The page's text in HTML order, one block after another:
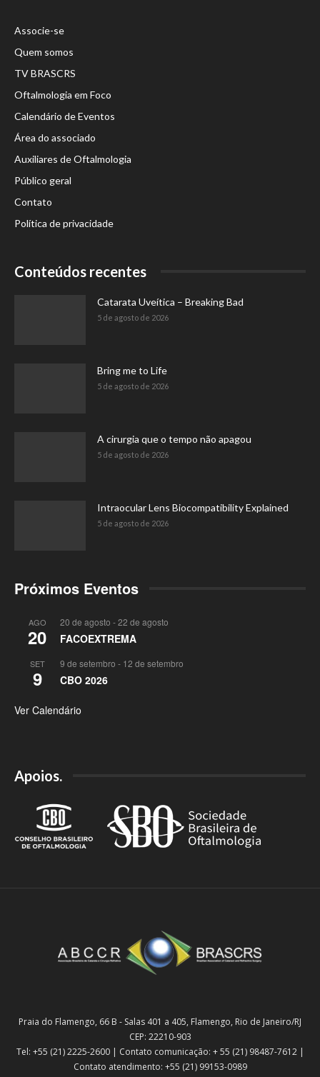
Associe-se
Quem somos
TV BRASCRS
Oftalmologia em Foco
Calendário de Eventos
Área do associado
Auxiliares de Oftalmologia
Público geral
Contato
Política de privacidade
Conteúdos recentes
Catarata Uveítica – Breaking Bad
5 de agosto de 2026
Bring me to Life
5 de agosto de 2026
A cirurgia que o tempo não apagou
5 de agosto de 2026
Intraocular Lens Biocompatibility Explained
5 de agosto de 2026
Próximos Eventos
AGO
20
20 de agosto -22 de agosto
FACOEXTREMA
SET
9
9 de setembro - 12 de setembro
CBO 2026
Ver Calendário
Apoios.
Praia do Flamengo, 66 B - Salas 401 a 405, Flamengo, Rio de Janeiro/RJ
CEP: 22210-903
Tel: +55 (21) 2225-2600 | Contato comunicação: + 55 (21) 98487-7612 |
Contato atendimento: +55 (21) 99153-0989